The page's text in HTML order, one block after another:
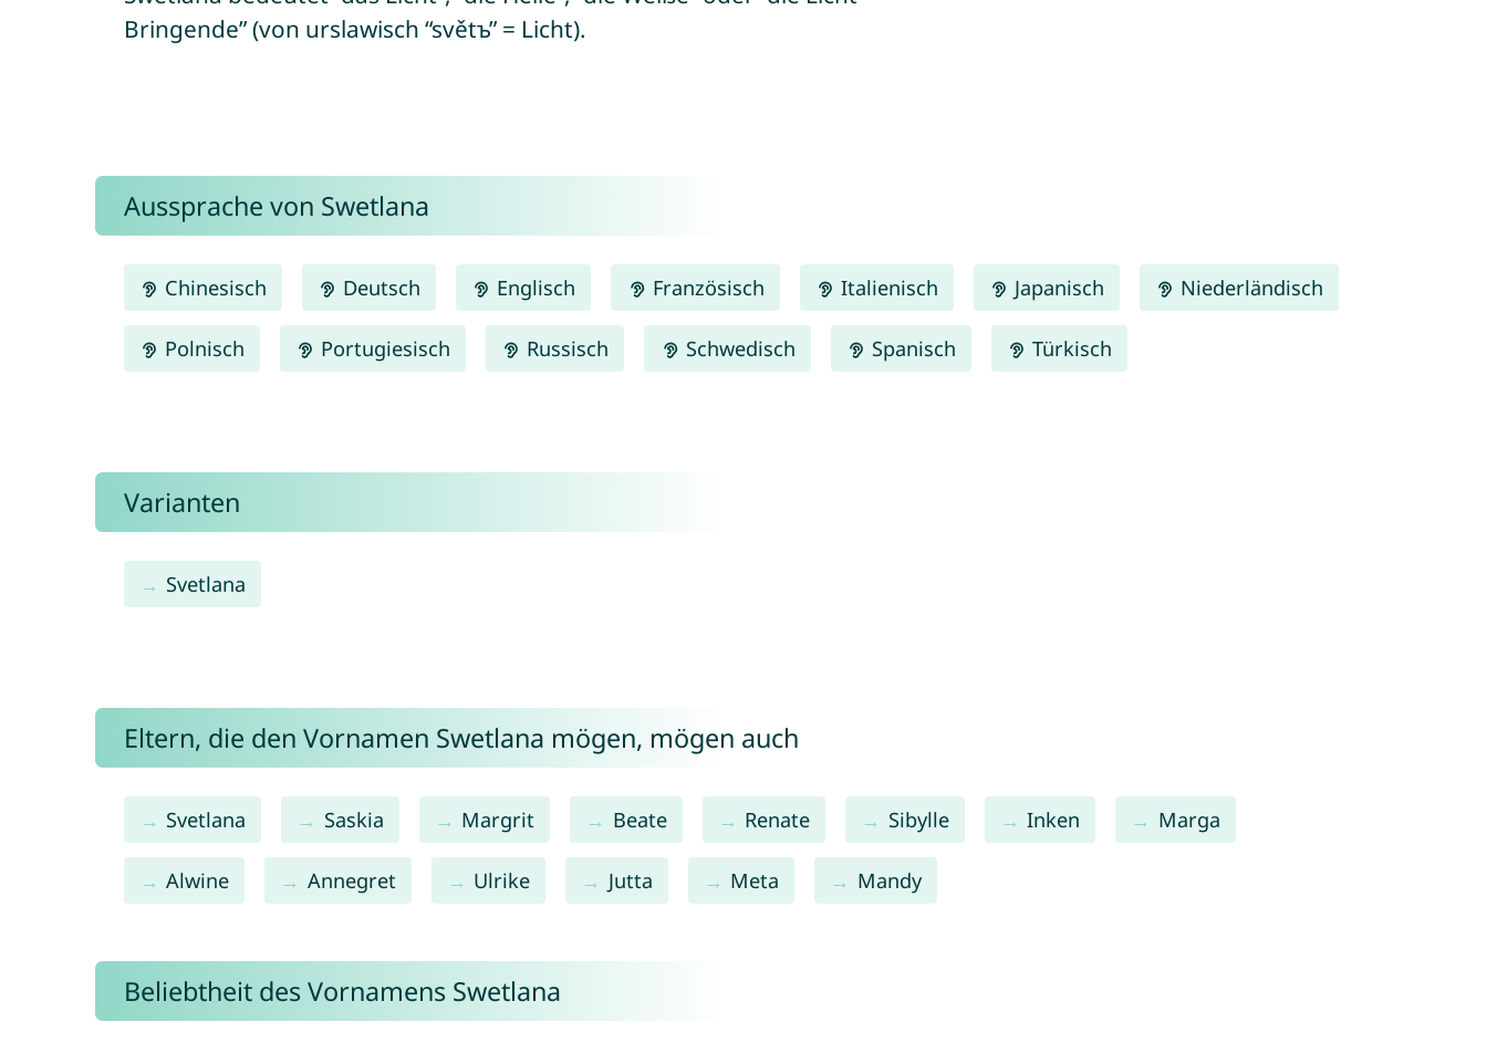
Bringende” (von urslawisch “světъ” = Licht).
Aussprache von Swetlana
Chinesisch Deutsch Englisch Französisch Italienisch Japanisch Niederländisch
Polnisch Portugiesisch Russisch Schwedisch Spanisch Türkisch
Varianten
Svetlana
Eltern, die den Vornamen Swetlana mögen, mögen auch
Svetlana Saskia Margrit Beate Renate Sibylle Inken Marga
Alwine Annegret Ulrike Jutta Meta Mandy
Beliebtheit des Vornamens Swetlana